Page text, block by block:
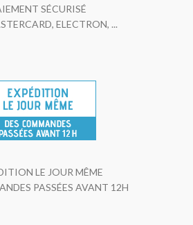
SÉCURISÉ
ELECTRON, ...
LE JOUR MÊME
PASSÉES AVANT 12H